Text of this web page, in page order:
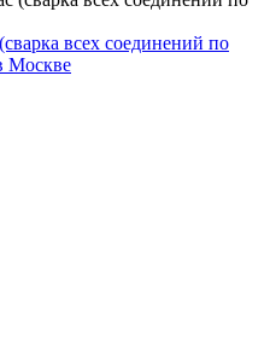
всех соединений по
Москве